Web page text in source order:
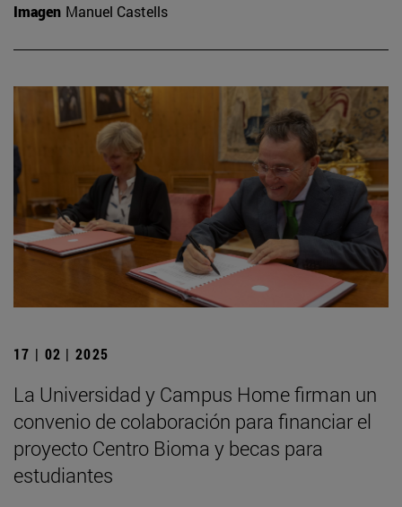
Imagen Manuel Castells
17 | 02 | 2025
La Universidad y Campus Home firman un
convenio de colaboración para financiar el
proyecto Centro Bioma y becas para
estudiantes